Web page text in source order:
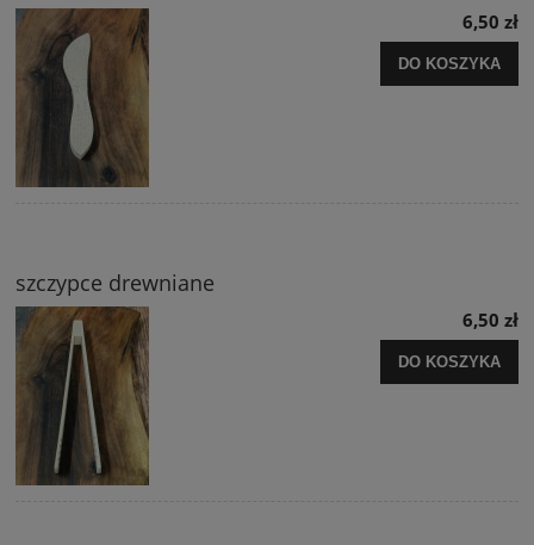
6,50 zł
DO KOSZYKA
szczypce drewniane
6,50 zł
DO KOSZYKA